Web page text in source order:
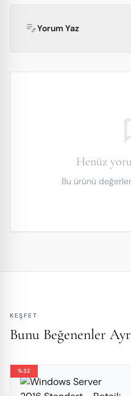
edit_noteYorum Yaz
Henüz
Bu ürünü
KEŞFET
Bunu Beğenenler
%32